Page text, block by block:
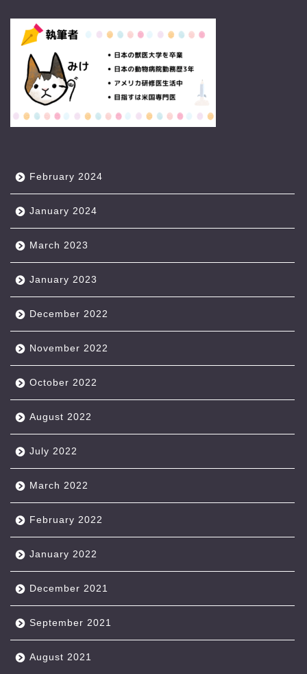
February 2024
January 2024
March 2023
January 2023
December 2022
November 2022
October 2022
August 2022
July 2022
March 2022
February 2022
January 2022
December 2021
September 2021
August 2021